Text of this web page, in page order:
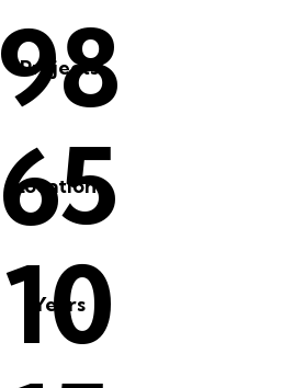
98
Projects
65
Locations
10
Years